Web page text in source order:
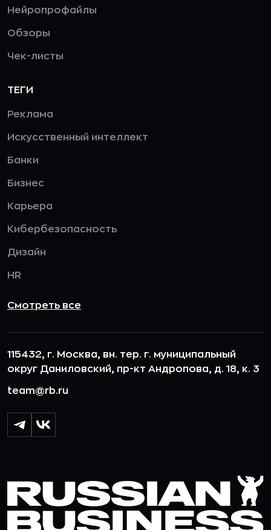
Нейропрофайлы
Обзоры
Чек-листы
ТЕГИ
Реклама
Искусственный интеллект
Банки
Бизнес
Карьера
Кибербезопасность
Дизайн
HR
Смотреть все
115432, г. Москва, вн. тер. г. муниципальный
округ Даниловский, пр-кт Андропова, д. 18, к. 3
team@rb.ru